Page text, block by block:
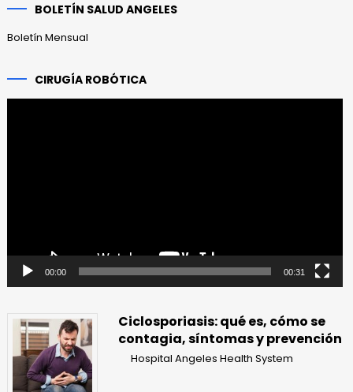
BOLETÍN SALUD ANGELES
Boletín Mensual
CIRUGÍA ROBÓTICA
00:00 00:31
Ciclosporiasis: qué es, cómo se
contagia, síntomas y prevención
Hospital Angeles Health System